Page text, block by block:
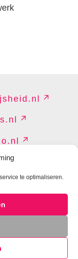
te optimaliseren.